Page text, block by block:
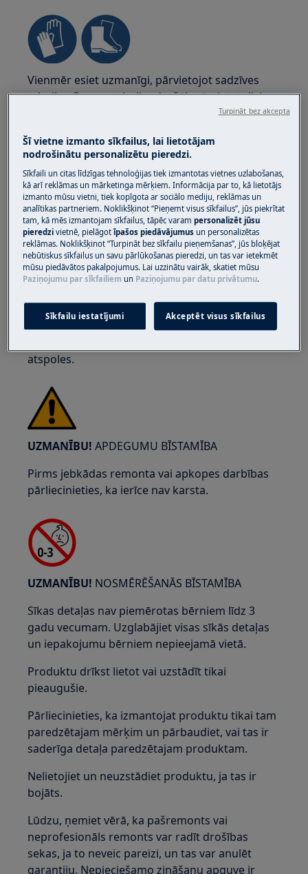
Vienmēr esiet uzmanīgi, pārvietojot sadzīves
tehniku. Smagu tehniku drošāk pārvietot diviem
cilvēkiem. Vienmēr lietojiet drošības cimdus un
sevi no asu malu griezumiem.
UZMANĪBU!ACU TRAUMU RISKS
Nēsājiet aizsargbrilles, veicot uzturēšanas vai
atspoles.
UZMANĪBU! APDEGUMU BĪSTAMĪBA
Pirms jebkādas remonta vai apkopes darbības
pārliecinieties, ka ierīce nav karsta.
UZMANĪBU! NOSMĒRĒŠANĀS BĪSTAMĪBA
Sīkas detaļas nav piemērotas bērniem līdz 3
gadu vecumam. Uzglabājiet visas sīkās detaļas
un iepakojumu bērniem nepieejamā vietā.
Produktu drīkst lietot vai uzstādīt tikai
pieaugušie.
Pārliecinieties, ka izmantojat produktu tikai tam
paredzētajam mērķim un pārbaudiet, vai tas ir
saderīga detaļa paredzētajam produktam.
Nelietojiet un neuzstādiet produktu, ja tas ir
bojāts.
Lūdzu, ņemiet vērā, ka pašremonts vai
neprofesionāls remonts var radīt drošības
sekas, ja to neveic pareizi, un tas var anulēt
garantiju. Nepieciešamo zināšanu apguve ir
Šī vietne izmanto sīkfailus, lai lietotājam
nodrošinātu personalizētu pieredzi.
Sīkfaili un citas līdzīgas tehnoloģijas tiek izmantotas vietnes uzlabošanas,
kā arī reklāmas un mārketinga mērķiem. Informācija par to, kā lietotājs
izmanto mūsu vietni, tiek kopīgota ar sociālo mediju, reklāmas un
analītikas partneriem. Noklikšķinot “Pieņemt visus sīkfailus”, jūs piekrītat
tam, kā mēs izmantojam sīkfailus, tāpēc varampersonalizēt jūsu
pieredzivietnē, pielāgotīpašos piedāvājumus un personalizētas
reklāmas. Noklikšķinot “Turpināt bez sīkfailu pieņemšanas”, jūs bloķējat
nebūtiskus sīkfailus un savu pārlūkošanas pieredzi, un tas var ietekmēt
mūsu piedāvātos pakalpojumus. Lai uzzinātu vairāk, skatiet mūsu
Paziņojumu par sīkfailiem un Paziņojumu par datu privātumu.
Sīkfailu iestatījumi Akceptēt visus sīkfailus
Turpināt bez akcepta